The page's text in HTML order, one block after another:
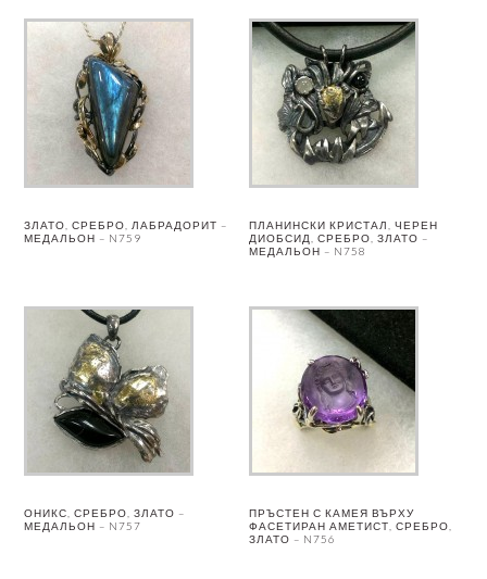
ЗЛАТО, СРЕБРО, ЛАБРАДОРИТ –
МЕДАЛЬОН – N759
ПЛАНИНСКИ КРИСТАЛ, ЧЕРЕН
ДИОБСИД, СРЕБРО, ЗЛАТО –
МЕДАЛЬОН – N758
ОНИКС, СРЕБРО, ЗЛАТО –
МЕДАЛЬОН – N757
ПРЪСТЕН С КАМЕЯ ВЪРХУ
ФАСЕТИРАН АМЕТИСТ, СРЕБРО,
ЗЛАТО – N756